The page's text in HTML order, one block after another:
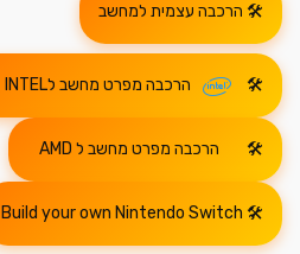
הרכבה עצמית למחשב
הרכבה מפרט מחשב לINTEL
הרכבה מפרט מחשב ל AMD
Build your own Nintendo Switch